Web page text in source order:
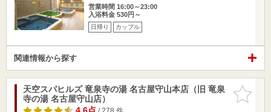
営業時間 16:00～23:00
入浴料金 530円～
日帰り カップル
関連情報から探す
お気に入
りに追加
天空スパヒルズ 竜泉寺の湯 名古屋守山本店（旧 竜泉
寺の湯 名古屋守山店）